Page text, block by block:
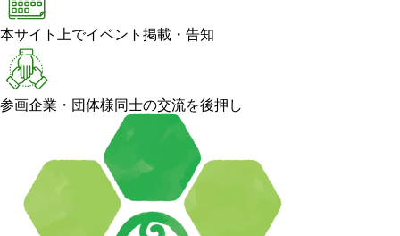
本サイト上でイベント掲載・告知
参画企業・団体様同士の交流を後押し